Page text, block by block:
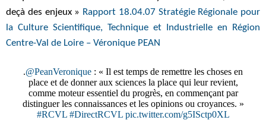
deçà des enjeux » Rapport 18.04.07 Stratégie Régionale pour
la Culture Scientifique, Technique et Industrielle en Région
Centre-Val de Loire – Véronique PEAN
.@PeanVeronique : « Il est temps de remettre les choses en
place et de donner aux sciences la place qui leur revient,
comme moteur essentiel du progrès, en commençant par
distinguer les connaissances et les opinions ou croyances. »
#RCVL #DirectRCVL pic.twitter.com/g5ISctp0XL